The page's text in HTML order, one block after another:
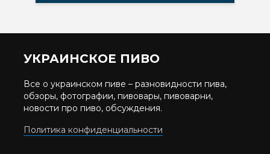
УКРАИНСКОЕ ПИВО
Все о украинском пиве – разновидности пива,
обзоры, фотографии, пивовары, пивоварни,
новости про пиво, обсуждения.
Политика конфиденциальности